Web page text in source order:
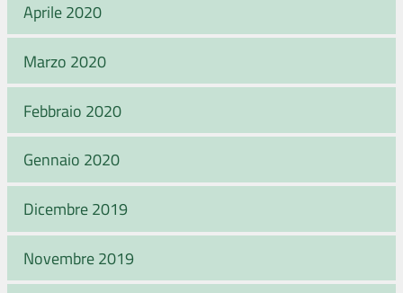
Aprile 2020
Marzo 2020
Febbraio 2020
Gennaio 2020
Dicembre 2019
Novembre 2019